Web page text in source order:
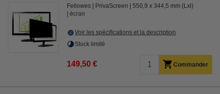
Fellowes PrivaScreen
550,9 x 344,5 mm (Lxl)
écran
Voir les spécifications et la description
Stock limité
149,50 € Commander